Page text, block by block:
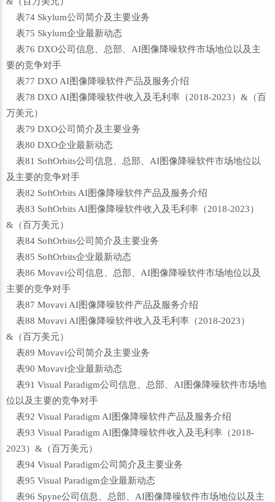
表74 Skylum公司简介及主要业务
表75 Skylum企业最新动态
表76 DXO公司信息、总部、AI图像降噪软件市场地位以及主
要的竞争对手
表77 DXO AI图像降噪软件产品及服务介绍
表78 DXO AI图像降噪软件收入及毛利率（2018-2023）&（百
万美元）
表79 DXO公司简介及主要业务
表80 DXO企业最新动态
表81 SoftOrbits公司信息、总部、AI图像降噪软件市场地位以
及主要的竞争对手
表82 SoftOrbits AI图像降噪软件产品及服务介绍
表83 SoftOrbits AI图像降噪软件收入及毛利率（2018-2023）
&（百万美元）
表84 SoftOrbits公司简介及主要业务
表85 SoftOrbits企业最新动态
表86 Movavi公司信息、总部、AI图像降噪软件市场地位以及
主要的竞争对手
表87 Movavi AI图像降噪软件产品及服务介绍
表88 Movavi AI图像降噪软件收入及毛利率（2018-2023）
&（百万美元）
表89 Movavi公司简介及主要业务
表90 Movavi企业最新动态
表91 Visual Paradigm公司信息、总部、AI图像降噪软件市场地
位以及主要的竞争对手
表92 Visual Paradigm AI图像降噪软件产品及服务介绍
表93 Visual Paradigm AI图像降噪软件收入及毛利率（2018-
2023）&（百万美元）
表94 Visual Paradigm公司简介及主要业务
表95 Visual Paradigm企业最新动态
表96 Spyne公司信息、总部、AI图像降噪软件市场地位以及主